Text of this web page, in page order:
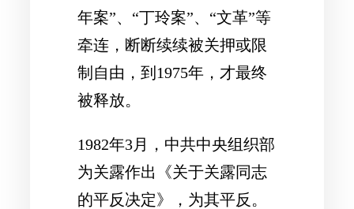
年案”、“丁玲案”、“文革”等
牵连，断断续续被关押或限
制自由，到1975年，才最终
被释放。
1982年3月，中共中央组织部
为关露作出《关于关露同志
的平反决定》，为其平反。